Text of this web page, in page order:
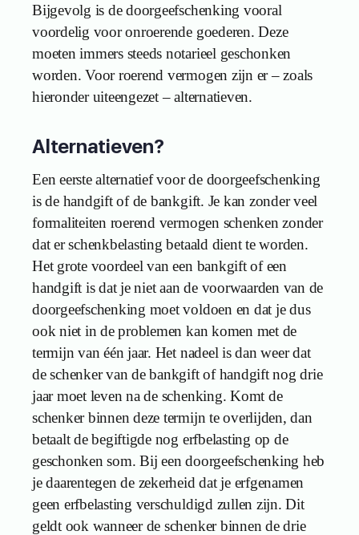
Bijgevolg is de doorgeefschenking vooral
voordelig voor onroerende goederen. Deze
moeten immers steeds notarieel geschonken
worden. Voor roerend vermogen zijn er – zoals
hieronder uiteengezet – alternatieven.
Alternatieven?
Een eerste alternatief voor de doorgeefschenking
is de handgift of de bankgift. Je kan zonder veel
formaliteiten roerend vermogen schenken zonder
dat er schenkbelasting betaald dient te worden.
Het grote voordeel van een bankgift of een
handgift is dat je niet aan de voorwaarden van de
doorgeefschenking moet voldoen en dat je dus
ook niet in de problemen kan komen met de
termijn van één jaar. Het nadeel is dan weer dat
de schenker van de bankgift of handgift nog drie
jaar moet leven na de schenking. Komt de
schenker binnen deze termijn te overlijden, dan
betaalt de begiftigde nog erfbelasting op de
geschonken som. Bij een doorgeefschenking heb
je daarentegen de zekerheid dat je erfgenamen
geen erfbelasting verschuldigd zullen zijn. Dit
geldt ook wanneer de schenker binnen de drie